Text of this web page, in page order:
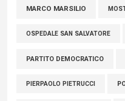
MARCO MARSILIO
OSPEDALE SAN SALVATORE
PARTITO DEMOCRATICO
PIERPAOLO PIETRUCCI